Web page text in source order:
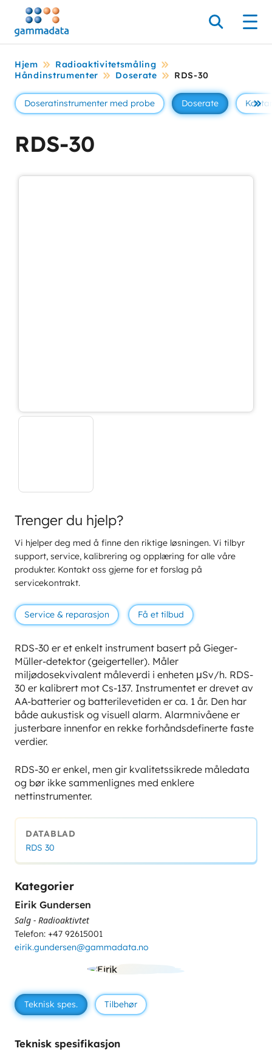
Hopp
hovedinnholdett
Søk
Hjem
Radioaktivitetsmåling
Håndinstrumenter
Doserate RDS-30
Doseratinstrumenter med probe Doserate Se
RDS-30
Trenger du hjelp?
Vi hjelper deg med å finne den riktige løsningen. Vi tilbyr
support, service, kalibrering og opplæring for alle våre
produkter. Kontakt oss gjerne for et forslag på
servicekontrakt.
Service & reparasjon Få et tilbud
RDS-30 er et enkelt instrument basert på Gieger-
Müller-detektor (geigerteller). Måler
miljødosekvivalent måleverdi i enheten μSv/h. RDS-
30 er kalibrert mot Cs-137. Instrumentet er drevet av
AA-batterier og batterilevetiden er ca. 1 år. Den har
både aukustisk og visuell alarm. Alarmnivåene er
justerbare innenfor en rekke forhåndsdefinerte faste
verdier.
RDS-30 er enkel, men gir kvalitetssikrede måledata
og bør ikke sammenlignes med enklere
nettinstrumenter.
DATABLAD
RDS 30
Kategorier
Eirik Gundersen
Salg - Radioaktivtet
Telefon: +47 92615001
eirik.gundersen@gammadata.no
Teknisk spes. Tilbehør
Teknisk spesifikasjon